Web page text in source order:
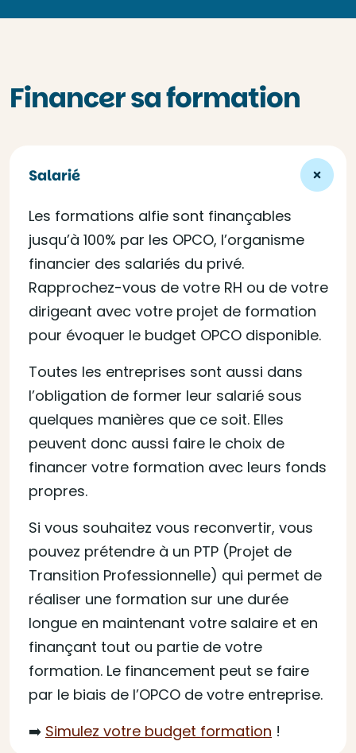
Financer sa formation
Salarié
Les formations alfie sont finançables
jusqu’à 100% par les OPCO, l’organisme
financier des salariés du privé.
Rapprochez-vous de votre RH ou de votre
dirigeant avec votre projet de formation
pour évoquer le budget OPCO disponible.
Toutes les entreprises sont aussi dans
l’obligation de former leur salarié sous
quelques manières que ce soit. Elles
peuvent donc aussi faire le choix de
financer votre formation avec leurs fonds
propres.
Si vous souhaitez vous reconvertir, vous
pouvez prétendre à un PTP (Projet de
Transition Professionnelle) qui permet de
réaliser une formation sur une durée
longue en maintenant votre salaire et en
finançant tout ou partie de votre
formation. Le financement peut se faire
par le biais de l’OPCO de votre entreprise.
➡️ Simulez votre budget formation !